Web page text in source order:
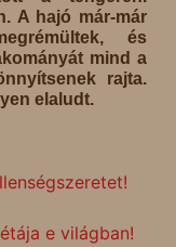
A hajó már-már
és
mind a
rajta.
elaludt.
e világban!